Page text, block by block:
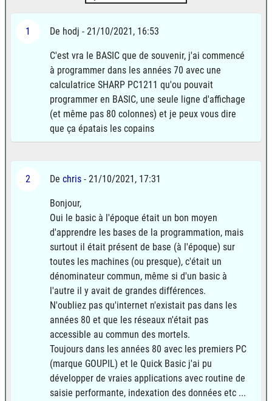
1 De hodj - 21/10/2021, 16:53
C'est vra le BASIC que de souvenir, j'ai commencé
à programmer dans les années 70 avec une
calculatrice SHARP PC1211 qu'ou pouvait
programmer en BASIC, une seule ligne d'affichage
(et même pas 80 colonnes) et je peux vous dire
que ça épatais les copains
2 De chris - 21/10/2021, 17:31
Bonjour,
Oui le basic à l'époque était un bon moyen
d'apprendre les bases de la programmation, mais
surtout il était présent de base (à l'époque) sur
toutes les machines (ou presque), c'était un
dénominateur commun, même si d'un basic à
l'autre il y avait de grandes différences.
N'oubliez pas qu'internet n'existait pas dans les
années 80 et que les réseaux n'était pas
accessible au commun des mortels.
Toujours dans les années 80 avec les premiers PC
(marque GOUPIL) et le Quick Basic j'ai pu
développer de vraies applications avec routine de
saisie performante, indexation des données etc ...